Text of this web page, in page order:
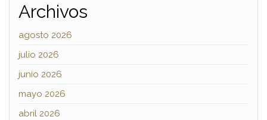
Archivos
agosto 2026
julio 2026
junio 2026
mayo 2026
abril 2026